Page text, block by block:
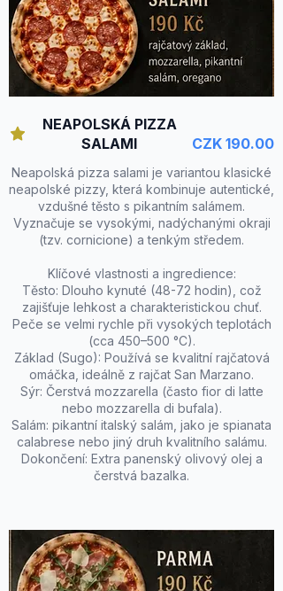
NEAPOLSKÁ PIZZA
SALAMI
Neapolská pizza salami je variantou klasické
neapolské pizzy, která kombinuje autentické,
vzdušné těsto s pikantním salámem.
Vyznačuje se vysokými, nadýchanými okraji
(tzv. cornicione) a tenkým středem.
Klíčové vlastnosti a ingredience:
Těsto: Dlouho kynuté (48-72 hodin), což
zajišťuje lehkost a charakteristickou chuť.
Peče se velmi rychle při vysokých teplotách
(cca 450–500 °C).
Základ (Sugo): Používá se kvalitní rajčatová
omáčka, ideálně z rajčat San Marzano.
Sýr: Čerstvá mozzarella (často fior di latte
nebo mozzarella di bufala).
Salám: pikantní italský salám, jako je spianata
calabrese nebo jiný druh kvalitního salámu.
Dokončení: Extra panenský olivový olej a
čerstvá bazalka.
CZK 190.00